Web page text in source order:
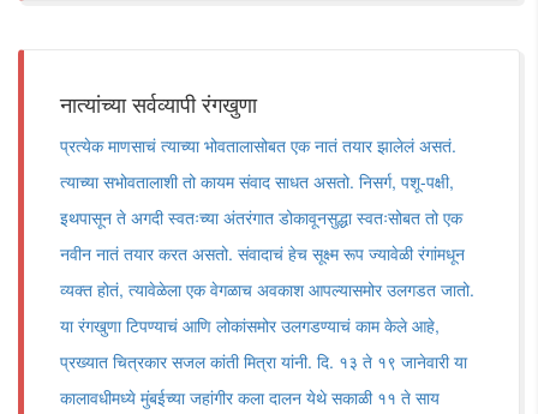
नात्यांच्या सर्वव्यापी रंगखुणा
प्रत्येक माणसाचं त्याच्या भोवतालासोबत एक नातं तयार झालेलं असतं.
त्याच्या सभोवतालाशी तो कायम संवाद साधत असतो. निसर्ग, पशू-पक्षी,
इथपासून ते अगदी स्वतःच्या अंतरंगात डोकावूनसुद्धा स्वतःसोबत तो एक
नवीन नातं तयार करत असतो. संवादाचं हेच सूक्ष्म रूप ज्यावेळी रंगांमधून
व्यक्त होतं, त्यावेळेला एक वेगळाच अवकाश आपल्यासमोर उलगडत जातो.
या रंगखुणा टिपण्याचं आणि लोकांसमोर उलगडण्याचं काम केले आहे,
प्रख्यात चित्रकार सजल कांती मित्रा यांनी. दि. १३ ते १९ जानेवारी या
कालावधीमध्ये मुंबईच्या जहांगीर कला दालन येथे सकाळी ११ ते साय